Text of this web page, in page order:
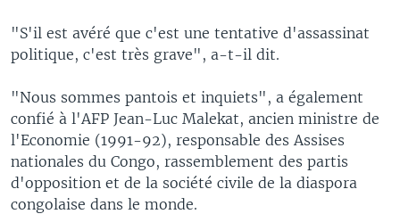
"S'il est avéré que c'est une tentative d'assassinat
politique, c'est très grave", a-t-il dit.
"Nous sommes pantois et inquiets", a également
confié à l'AFP Jean-Luc Malekat, ancien ministre de
l'Economie (1991-92), responsable des Assises
nationales du Congo, rassemblement des partis
d'opposition et de la société civile de la diaspora
congolaise dans le monde.